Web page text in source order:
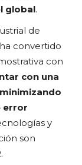
global.
de
convertido
con
con una
error
y
son